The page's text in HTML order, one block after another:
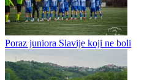
Juniori Slavije počeli pripreme za
Trener juniorske ekipe Slavije
prozivku fudbalera ii tako su krenule
novu sezonu. Sokolovi su uspjeli